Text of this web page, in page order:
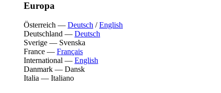
Europa
Österreich — Deutsch /English
Deutschland — Deutsch
Sverige — Svenska
France — Français
International — English
Danmark — Dansk
Italia — Italiano